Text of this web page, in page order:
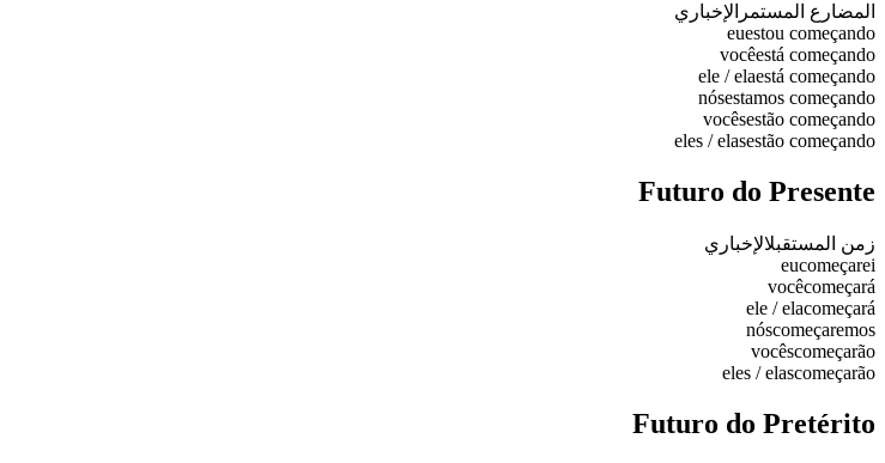
المضارع المستمر الإخباري
euestou começando
vocêestá começando
ele / elaestá começando
nósestamos começando
vocêsestão começando
eles / elasestão começando
Futuro do Presente
زمن المستقبلالإخباري
eucomeçarei
vocêcomeçará
ele / elacomeçará
nóscomeçaremos
vocêscomeçarão
eles / elascomeçarão
Futuro do Pretérito